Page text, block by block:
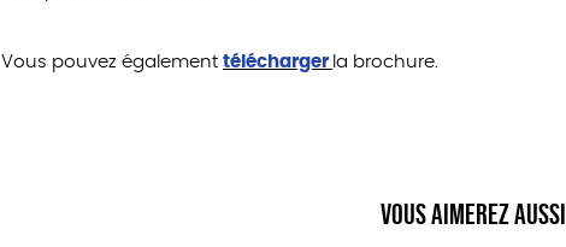
Vous pouvez égalementtélécharger la brochure.
Vous aimerez aussi